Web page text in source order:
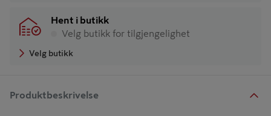
Hent i butikk
Velg butikk for tilgjengelighet
Velg butikk
Produktbeskrivelse